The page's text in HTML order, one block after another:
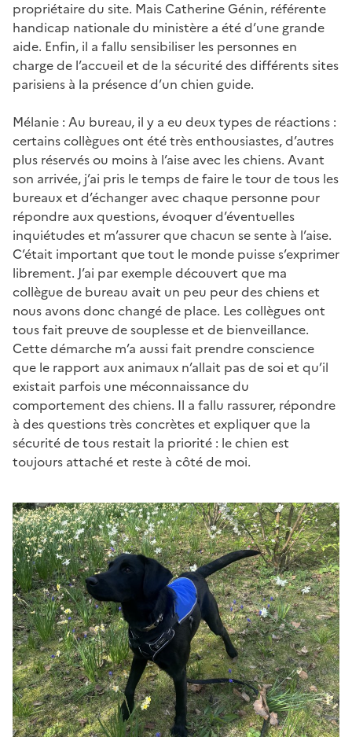
propriétaire du site. Mais Catherine Génin, référente
handicap nationale du ministère a été d’une grande
aide. Enfin, il a fallu sensibiliser les personnes en
charge de l’accueil et de la sécurité des différents sites
parisiens à la présence d’un chien guide.
Mélanie : Au bureau, il y a eu deux types de réactions :
certains collègues ont été très enthousiastes, d’autres
plus réservés ou moins à l’aise avec les chiens. Avant
son arrivée, j’ai pris le temps de faire le tour de tous les
bureaux et d’échanger avec chaque personne pour
répondre aux questions, évoquer d’éventuelles
inquiétudes et m’assurer que chacun se sente à l’aise.
C’était important que tout le monde puisse s’exprimer
librement. J’ai par exemple découvert que ma
collègue de bureau avait un peu peur des chiens et
nous avons donc changé de place. Les collègues ont
tous fait preuve de souplesse et de bienveillance.
Cette démarche m’a aussi fait prendre conscience
que le rapport aux animaux n’allait pas de soi et qu’il
existait parfois une méconnaissance du
comportement des chiens. Il a fallu rassurer, répondre
à des questions très concrètes et expliquer que la
sécurité de tous restait la priorité : le chien est
toujours attaché et reste à côté de moi.